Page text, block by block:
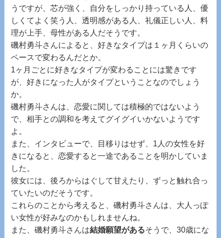
うですが、芯が強く、自分をしっかり持っている人、優
しくてよく笑う人、透明感がある人、礼儀正しい人、料
理が上手、母性がある人だそうです。
磯村勇斗さんによると、好きなタイプは１ヶ月くらいの
ペースで変わるんだとか。
1ヶ月ごとに好きなタイプが変わることには驚きです
が、好きになった人がタイプということなのでしょう
か。
磯村勇斗さんは、恋愛に関しては積極的ではないよう
で、相手との調和を考えてグイグイいかないようです
よ。
また、インタビューで、目移りはせず、1人の女性を好
きになると、恋愛すると一途であることを明かしていま
した。
彼女には、後ろからはぐして甘えたり、ずっと触れ合っ
ていたいのだそうです。
これらのことから考えると、磯村勇斗さんは、大人っぽ
い女性が好みなのかもしれませんね。
また、磯村勇斗さんは結婚願望があるそうで、30歳にな